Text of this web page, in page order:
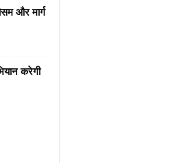
और मार्ग
करेगी